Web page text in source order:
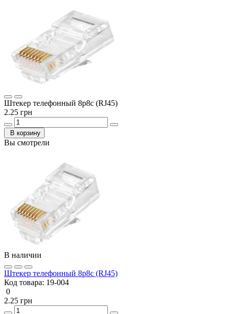
Штекер телефонный 8p8c (RJ45)
2.25 грн
В корзину
Вы смотрели
В наличии
Штекер телефонный 8p8c (RJ45)
Код товара: 19-004
0
2.25 грн